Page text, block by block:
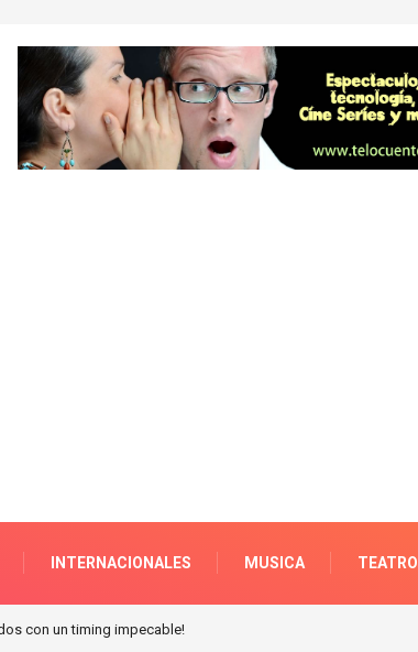
INTERNACIONALES MUSICA TEATRO
Galerias pacifico!